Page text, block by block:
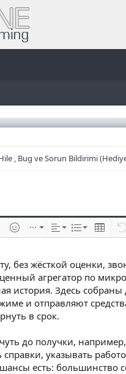
, Bug ve Sorun Bildirimi
без жёсткой оценки,
агрегатор по
история. Здесь
и отправляют
в срок.
до получки,
указывать
есть: